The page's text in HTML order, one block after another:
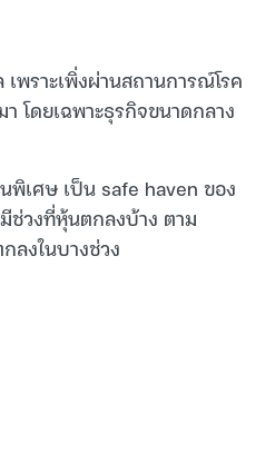
พราะเพิ่งผ่านสถานการณ์โรค
โดยเฉพาะธุรกิจขนาดกลาง
พิเศษ เป็น safe haven ของ
ช่วงที่หุ้นตกลงบ้าง ตาม
ลงในบางช่วง